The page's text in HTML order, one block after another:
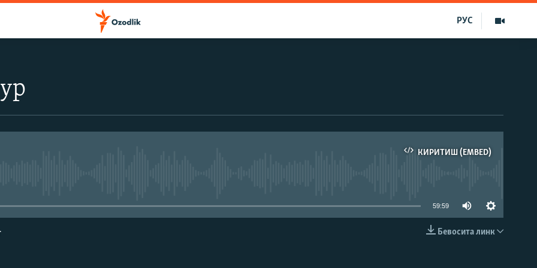
РУС
КИРИТИШ (EMBED)
59:59
Бевосита линк